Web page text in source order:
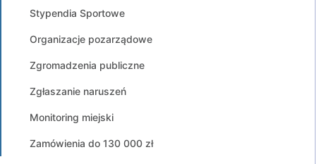
Stypendia Sportowe
Organizacje pozarządowe
Zgromadzenia publiczne
Zgłaszanie naruszeń
Monitoring miejski
Zamówienia do 130 000 zł